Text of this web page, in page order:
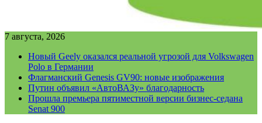
7 августа, 2026
Новый Geely оказался реальной угрозой для Volkswagen
Polo в Германии
Флагманский Genesis GV90: новые изображения
Путин объявил «АвтоВАЗу» благодарность
Прошла премьера пятиместной версии бизнес-седана
Senat 900